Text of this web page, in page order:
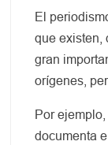
El
que existen,
gran
orígenes,
Por
documenta